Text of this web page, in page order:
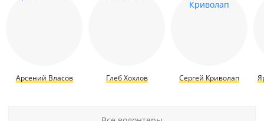
Арсений Власов Глеб Хохлов Сергей Криволап